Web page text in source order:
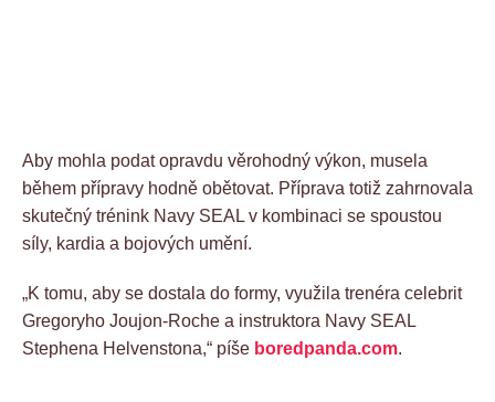
Aby mohla podat opravdu věrohodný výkon, musela
během přípravy hodně obětovat. Příprava totiž zahrnovala
skutečný trénink Navy SEAL v kombinaci se spoustou
síly, kardia a bojových umění.
„K tomu, aby se dostala do formy, využila trenéra celebrit
Gregoryho Joujon-Roche a instruktora Navy SEAL
Stephena Helvenstona,“ píše boredpanda.com.